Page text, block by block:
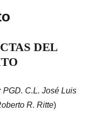
DEL
PGD. C.L. José Luis
R. Ritte)